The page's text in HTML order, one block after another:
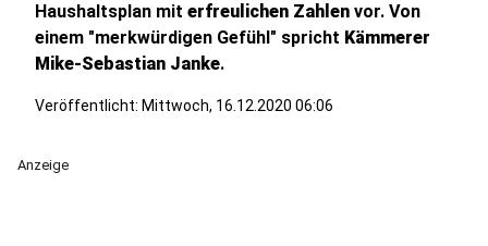
Haushaltsplan mit erfreulichen Zahlen vor. Von
einem "merkwürdigen Gefühl" spricht Kämmerer
Mike-Sebastian Janke.
Veröffentlicht: Mittwoch, 16.12.2020 06:06
Anzeige